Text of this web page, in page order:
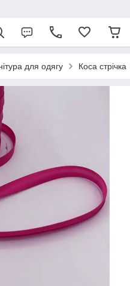
для одягу Коса стрічка